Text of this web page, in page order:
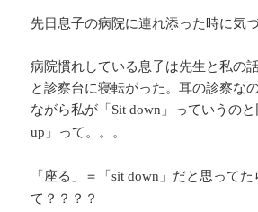
先日息子の病院に連れ添った時に気づ
病院慣れしている息子は先生と私の
と診察台に寝転がった。耳の診察な
ながら私が「Sit down 」っていうの
up 」って。。。
「座る」＝「sit down 」だと思って
て？？？？